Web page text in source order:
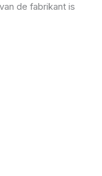
de fabrikant is